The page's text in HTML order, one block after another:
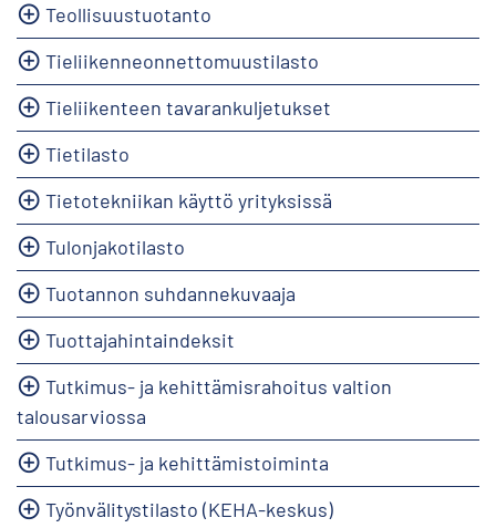
Teollisuustuotanto
Tieliikenneonnettomuustilasto
Tieliikenteen tavarankuljetukset
Tietilasto
Tietotekniikan käyttö yrityksissä
Tulonjakotilasto
Tuotannon suhdannekuvaaja
Tuottajahintaindeksit
Tutkimus- ja kehittämisrahoitus valtion
talousarviossa
Tutkimus- ja kehittämistoiminta
Työnvälitystilasto (KEHA-keskus)